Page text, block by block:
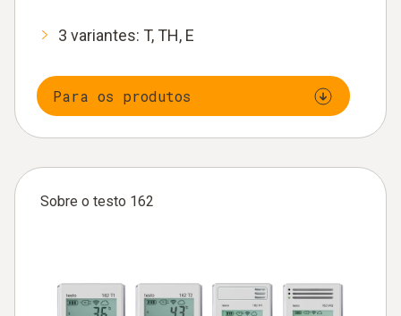
3 variantes: T, TH, E
Para os produtos
Sobre o testo 162